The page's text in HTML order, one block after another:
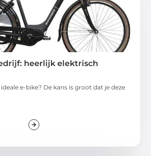
heerlijk elektrisch
e-bike? De kans is groot dat je deze